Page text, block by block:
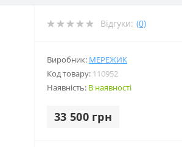
Відгуки: (0)
Виробник: МЕРЕЖИК
Код товару: 110952
Наявність: В наявності
33 500 грн